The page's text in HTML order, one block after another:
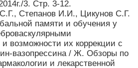
3. Стр. 3-12.
Степанов И.И., Цикунов С.Г.
памяти и обучения у
возможности их коррекции с
вазопрессина / Ж. Обзоры по
и лекарственной